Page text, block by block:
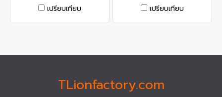
เปรียบเทียบ
เปรียบเทียบ
TLionfactory.com